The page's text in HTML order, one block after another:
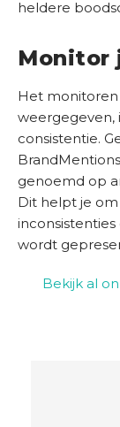
heldere
Monitor
Het
weergegeven,
consistentie.
genoemd op
Dit helpt je
wordt
Bekijk al